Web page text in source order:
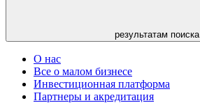
результатам поиска
О нас
Все о малом бизнесе
Инвестиционная платформа
Партнеры и акредитация